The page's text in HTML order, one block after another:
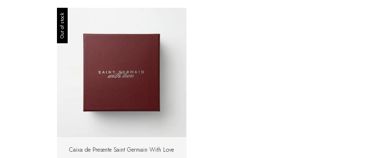
Out of stock
Caixa de Presente Saint Germain With Love